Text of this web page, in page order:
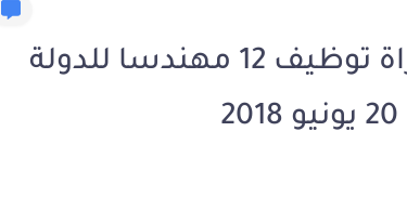
المندوبية السامية للتخطيط : مباراة توظيف 12 مهندسا للدولة